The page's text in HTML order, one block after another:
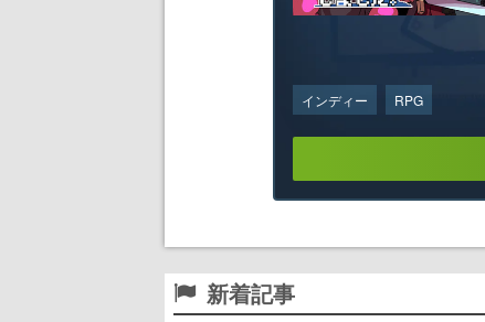
インディー RPG
新着記事